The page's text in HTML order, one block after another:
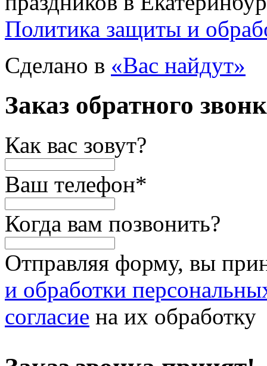
Политика защиты и
Сделано в «Вас найдут»
Заказ обратного
Как вас зовут?
Ваш телефон*
Когда вам позвонить?
Отправляя форму, вы
и обработки
согласие на их обработку